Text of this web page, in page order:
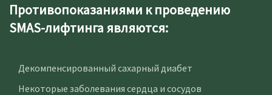
Противопоказаниями к проведению
SMAS-лифтинга являются:
Декомпенсированный сахарный диабет
Некоторые заболевания сердца и сосудов